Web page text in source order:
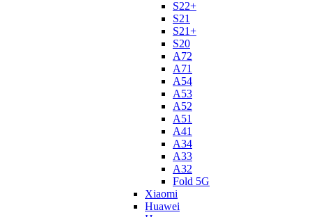
S22+
S21
S21+
S20
A72
A71
A54
A53
A52
A51
A41
A34
A33
A32
Fold 5G
Xiaomi
Huawei